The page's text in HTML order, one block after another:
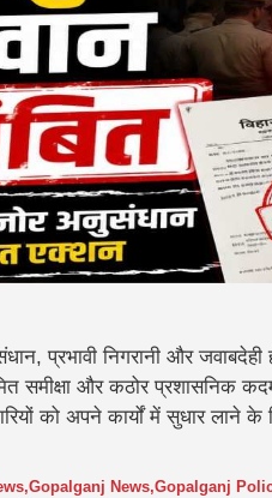
प्रभावी निगरानी और
समीक्षा और कठोर प्रशासनिक
को अपने कार्यों में सुधार लाने के
,Gopalganj News,Gopalganj